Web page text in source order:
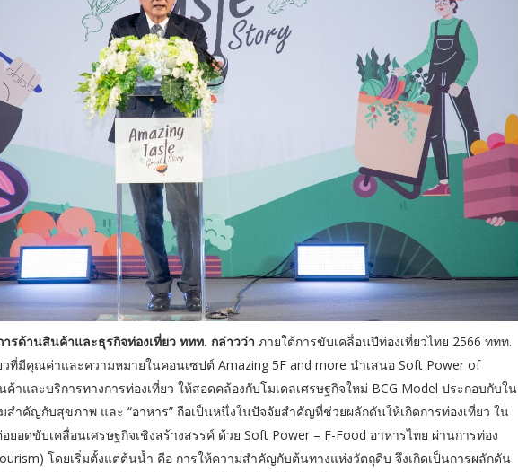
รด้านสินค้าและธุรกิจท่องเที่ยว ททท. กล่าวว่า ภายใต้การขับเคลื่อนปีท่องเที่ยวไทย 2566 ททท.
ที่มีคุณค่าและความหมายในคอนเซปต์ Amazing 5F and more นำเสนอ Soft Power of
าและบริการทางการท่องเที่ยว ให้สอดคล้องกับโมเดลเศรษฐกิจใหม่ BCG Model ประกอบกับใน
คัญกับสุขภาพ และ “อาหาร” ถือเป็นหนึ่งในปัจจัยสำคัญที่ช่วยผลักดันให้เกิดการท่องเที่ยว ใน
ยอดขับเคลื่อนเศรษฐกิจเชิงสร้างสรรค์ ด้วย Soft Power – F-Food อาหารไทย ผ่านการท่อง
โดยเริ่มตั้งแต่ต้นน้ำ คือ การให้ความสำคัญกับต้นทางแห่งวัตถุดิบ จึงเกิดเป็นการผลักดัน